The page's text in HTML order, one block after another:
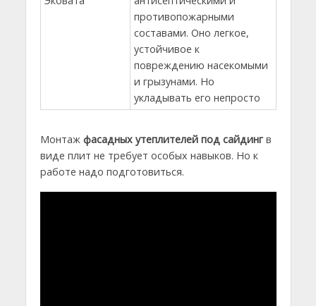
противопожарными
составами. Оно легкое,
устойчивое к
повреждению насекомыми
и грызунами. Но
укладывать его непросто
Монтаж фасадных утеплителей под сайдинг в
виде плит не требует особых навыков. Но к
работе надо подготовиться.